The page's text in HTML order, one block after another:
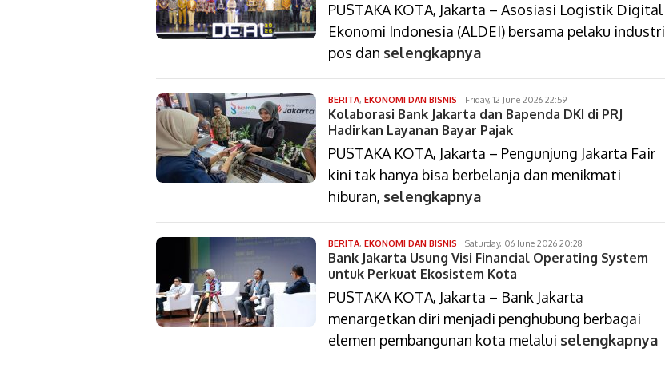
PUSTAKA KOTA, Jakarta – Asosiasi Logistik Digital
Ekonomi Indonesia (ALDEI) bersama pelaku industri
pos dan selengkapnya
BERITA, EKONOMI DAN BISNIS isa
bustomi
Friday, 12 June 2026 22:59
Kolaborasi Bank Jakarta dan Bapenda DKI di PRJ
Hadirkan Layanan Bayar Pajak
PUSTAKA KOTA, Jakarta – Pengunjung Jakarta Fair
kini tak hanya bisa berbelanja dan menikmati
hiburan, selengkapnya
BERITA, EKONOMI DAN BISNIS isa
bustomi
Saturday, 06 June 2026 20:28
Bank Jakarta Usung Visi Financial Operating System
untuk Perkuat Ekosistem Kota
PUSTAKA KOTA, Jakarta – Bank Jakarta
menargetkan diri menjadi penghubung berbagai
elemen pembangunan kota melalui selengkapnya